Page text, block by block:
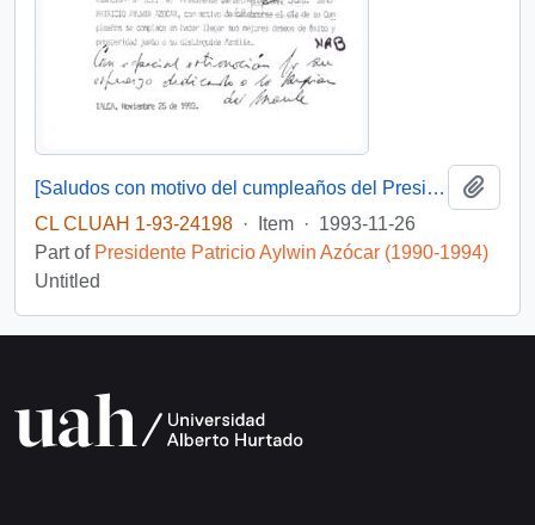
[Saludos con motivo del cumpleaños del Presidente]
CL CLUAH 1-93-24198 · Item · 1993-11-26
Part of Presidente Patricio Aylwin Azócar (1990-1994)
Untitled